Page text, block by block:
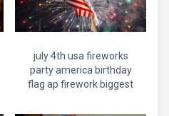
july 4th usa fireworks
party america birthday
flag ap firework biggest